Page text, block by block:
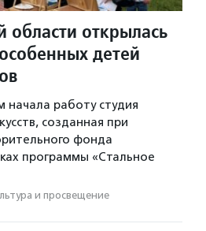
области открылась
детей
начала работу студия
созданная при
фонда
программы «Стальное
и просвещение